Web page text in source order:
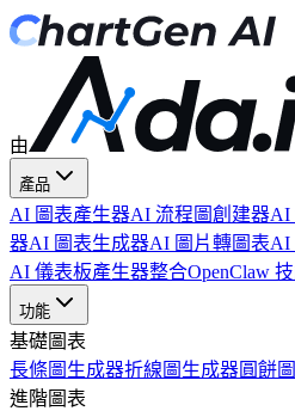
由
產品
AI 圖表產生器AI 流程圖創建器AI
器AI 圖表生成器AI 圖片轉圖表AI
AI 儀表板產生器整合OpenClaw
功能
基礎圖表
長條圖生成器折線圖生成器圓餅
進階圖表